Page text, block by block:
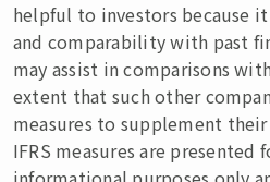
helpful to investors because
and comparability with past
may assist in comparisons
extent that such other
measures to supplement their
IFRS measures are presented